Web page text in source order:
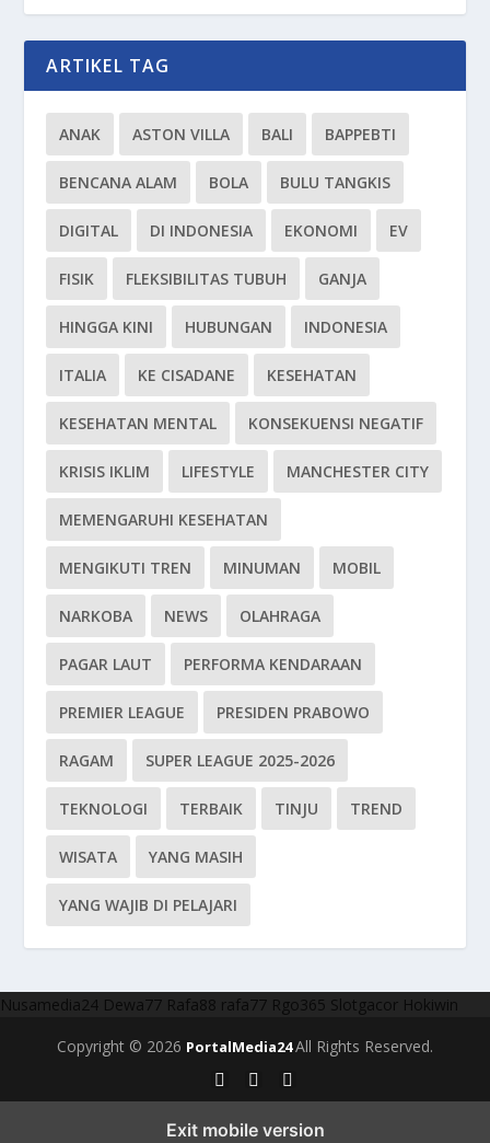
ARTIKEL TAG
ANAK ASTON VILLA BALI BAPPEBTI
BENCANA ALAM BOLA BULU TANGKIS
DIGITAL DI INDONESIA EKONOMI EV
FISIK FLEKSIBILITAS TUBUH GANJA
HINGGA KINI HUBUNGAN INDONESIA
ITALIA KE CISADANE KESEHATAN
KESEHATAN MENTAL KONSEKUENSI NEGATIF
KRISIS IKLIM LIFESTYLE MANCHESTER CITY
MEMENGARUHI KESEHATAN
MENGIKUTI TREN MINUMAN MOBIL
NARKOBA NEWS OLAHRAGA
PAGAR LAUT PERFORMA KENDARAAN
PREMIER LEAGUE PRESIDEN PRABOWO
RAGAM SUPER LEAGUE 2025-2026
TEKNOLOGI TERBAIK TINJU TREND
WISATA YANG MASIH
YANG WAJIB DI PELAJARI
Nusamedia24 Dewa77 Rafa88 rafa77 Rgo365 Slotgacor Hokiwin
Copyright © 2026 PortalMedia24All Rights Reserved.
Exit mobile version